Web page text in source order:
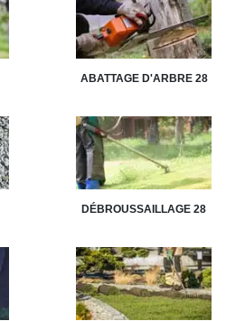
ABATTAGE D'ARBRE 28
DÉBROUSSAILLAGE 28